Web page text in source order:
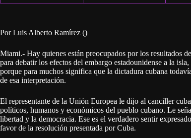
Por Luis Alberto Ramírez ()
Miami.- Hay quienes están preocupados por los resultados
para debatir los efectos del embargo estadounidense a la
porque para muchos significa que la dictadura cubana
de esa interpretación.
El representante de la Unión Europea le dijo al canciller
políticos, humanos y económicos del pueblo cubano. Le
libertad y la democracia. Ese es el verdadero sentir
favor de la resolución presentada por Cuba.